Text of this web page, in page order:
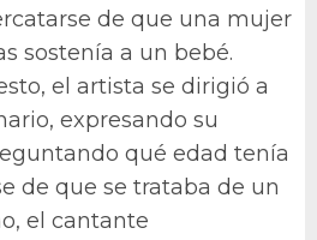
de que una mujer
sostenía a un bebé.
el artista se dirigió a
expresando su
qué edad tenía
de que se trataba de un
el cantante